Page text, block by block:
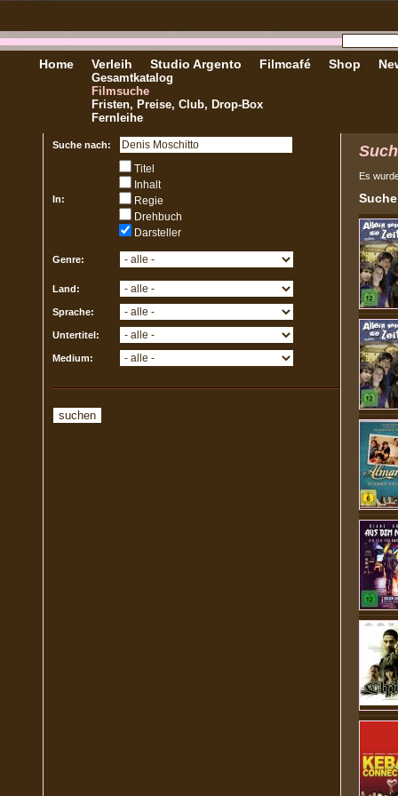
Home Verleih
Gesamtkatalog
Filmsuche
Fristen, Preise, Club, Drop-Box
Fernleihe
Studio Argento Filmcafé Shop
Suche nach:
In:
Titel
Inhalt
Regie
Drehbuch
Darsteller
Genre:
Land:
Sprache:
Untertitel:
Medium:
Es